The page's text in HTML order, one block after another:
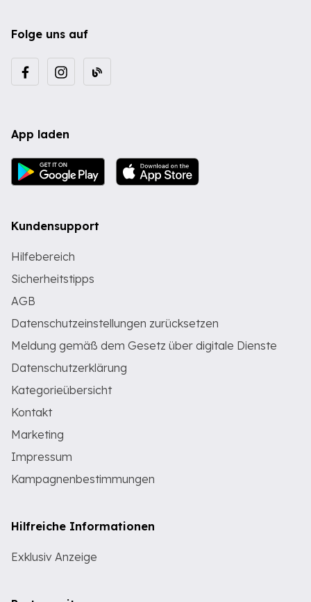
Folge uns auf
App laden
Kundensupport
Hilfebereich
Sicherheitstipps
AGB
Datenschutzeinstellungen zurücksetzen
Meldung gemäß dem Gesetz über digitale Dienste
Datenschutzerklärung
Kategorieübersicht
Kontakt
Marketing
Impressum
Kampagnenbestimmungen
Hilfreiche Informationen
Exklusiv Anzeige